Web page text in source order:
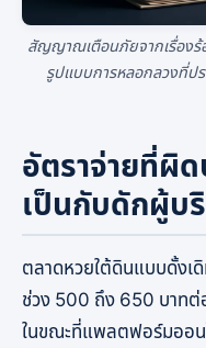
สัญญาณเตือนภัยจากเรื่องร้
รูปแบบการหลอกลวงที่ป
อัตราจ่ายที่ผิ
เป็นกับดักผู้บ
ตลาดหวยใต้ดินแบบดั้งเ
ช่วง 500 ถึง 650 บาทต่
ในขณะที่แพลตฟอร์มออน